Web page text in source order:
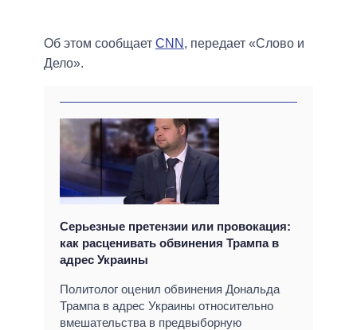
Об этом сообщает CNN , передает «Слово и
Дело».
Серьезные претензии или провокация:
как расценивать обвинения Трампа в
адрес Украины
Политолог оценил обвинения Дональда
Трампа в адрес Украины относительно
вмешательства в предвыборную